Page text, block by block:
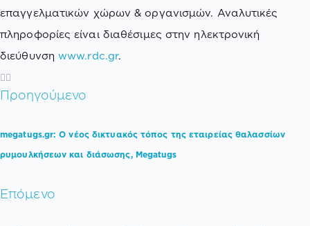
επαγγελματικών χώρων & οργανισμών. Αναλυτικές
πληροφορίες είναι διαθέσιμες στην ηλεκτρονική
διεύθυνση www.rdc.gr.
Προηγούμενο
megatugs.gr: Ο νέος δικτυακός τόπος της εταιρείας θαλασσίων
ρυμουλκήσεων και διάσωσης, Megatugs
Επόμενο